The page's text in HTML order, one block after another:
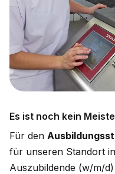
Es ist noch kein
Für den
für unseren Standort
Auszubildende (w/m/